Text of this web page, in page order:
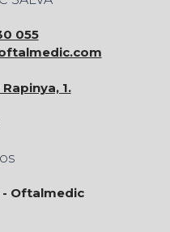
055
1.